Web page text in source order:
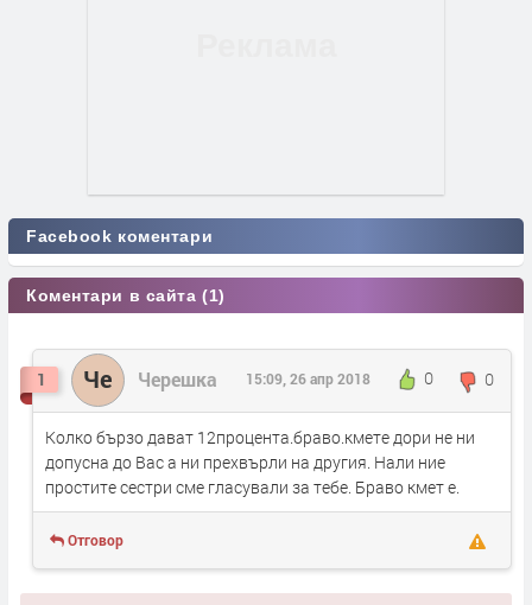
Facebook коментари
Коментари в сайта (1)
1 Че Черешка 0 0
15:09, 26 апр 2018
Колко бързо дават 12процента.браво.кмете дори не ни
допусна до Вас а ни прехвърли на другия. Нали ние
простите сестри сме гласували за тебе. Браво кмет е.
Отговор